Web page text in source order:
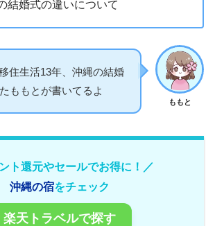
結婚式の違いについて
ももと
住生活13年、沖縄の結婚
ももとが書いてるよ
ト還元やセールでお得に！／
沖縄の宿をチェック
楽天トラベルで探す